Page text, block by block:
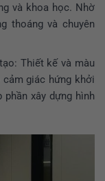
và khoa học. Nhờ
thoáng và chuyên
Thiết kế và màu
giác hứng khởi
xây dựng hình